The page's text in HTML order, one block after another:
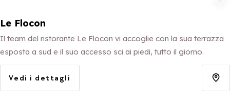
Le Flocon
Il team del ristorante Le Flocon vi accoglie con la sua terrazza
esposta a sud e il suo accesso sci ai piedi, tutto il giorno.
Vedi i dettagli